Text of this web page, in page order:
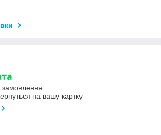
замовлення
на вашу картку